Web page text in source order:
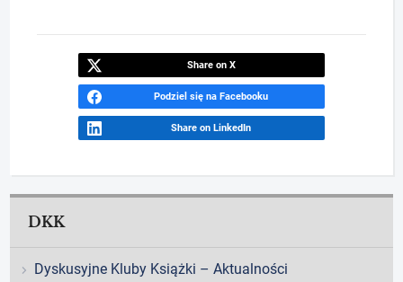
Share on X
Podziel się na Facebooku
Share on LinkedIn
DKK
Dyskusyjne Kluby Książki – Aktualności